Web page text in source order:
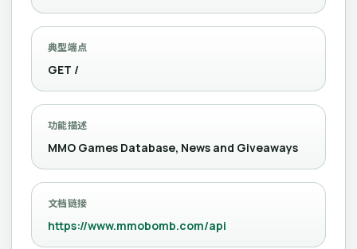
典型端点
GET /
功能描述
MMO Games Database, News and Giveaways
文档链接
https://www.mmobomb.com/api